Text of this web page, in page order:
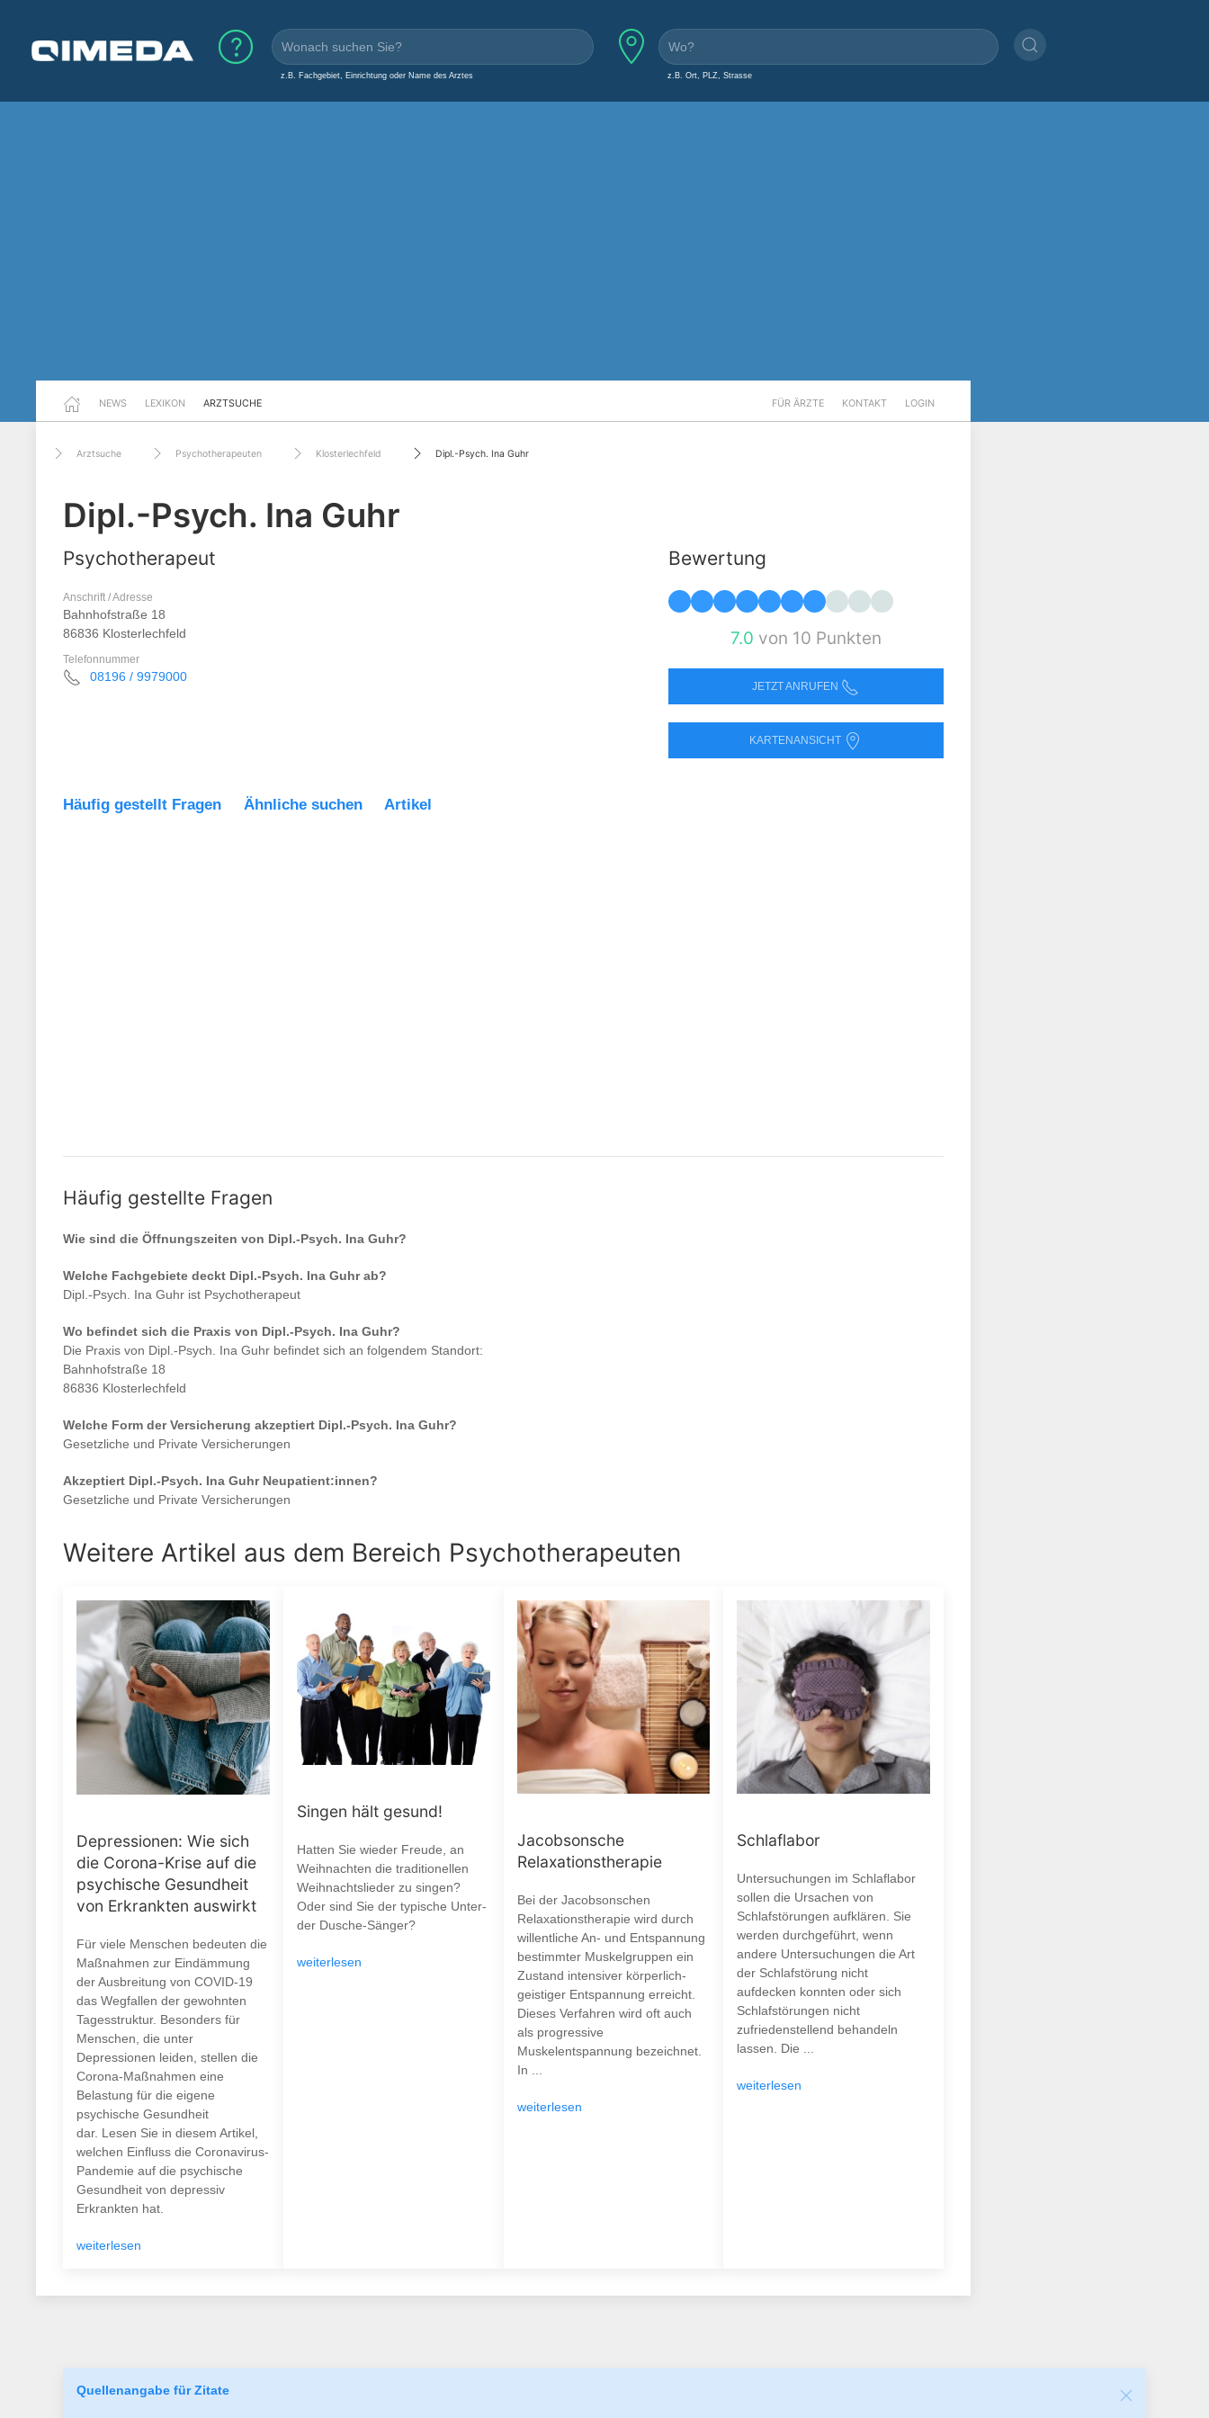
z.B. Fachgebiet, Einrichtung oder Name des Arztes z.B. Ort, PLZ, Strasse
NEWS LEXIKON ARZTSUCHE FÜR ÄRZTE KONTAKT LOGIN
Arztsuche Psychotherapeuten Klosterlechfeld Dipl.-Psych. Ina Guhr
Dipl.-Psych. Ina Guhr
Psychotherapeut
Anschrift / Adresse
Bahnhofstraße 18
86836 Klosterlechfeld
Telefonnummer
08196 / 9979000
Bewertung
7.0 von 10 Punkten
JETZT ANRUFEN
KARTENANSICHT
Häufig gestellt Fragen Ähnliche suchen Artikel
Häufig gestellte Fragen
Wie sind die Öffnungszeiten von Dipl.-Psych. Ina Guhr?
Welche Fachgebiete deckt Dipl.-Psych. Ina Guhrab?
Dipl.-Psych. Ina Guhr ist Psychotherapeut
Wo befindet sich die Praxis von Dipl.-Psych. Ina Guhr?
Die Praxis von Dipl.-Psych. Ina Guhr befindet sich an folgendem Standort:
Bahnhofstraße 18
86836 Klosterlechfeld
Welche Form der Versicherung akzeptiert Dipl.-Psych. Ina Guhr?
Gesetzliche und Private Versicherungen
Akzeptiert Dipl.-Psych. Ina GuhrNeupatient:innen?
Gesetzliche und Private Versicherungen
Weitere Artikel aus dem Bereich Psychotherapeuten
Depressionen: Wie sich
die Corona-Krise auf die
psychische Gesundheit
von Erkrankten auswirkt
Für viele Menschen bedeuten die
Maßnahmen zur Eindämmung
der Ausbreitung von COVID-19
das Wegfallen der gewohnten
Tagesstruktur. Besonders für
Menschen, die unter
Depressionen leiden, stellen die
Corona-Maßnahmen eine
Belastung für die eigene
psychische Gesundheit
dar. Lesen Sie in diesem Artikel,
welchen Einfluss die Coronavirus-
Pandemie auf die psychische
Gesundheit von depressiv
Erkrankten hat.
weiterlesen
Singen hält gesund!
Hatten Sie wieder Freude, an
Weihnachten die traditionellen
Weihnachtslieder zu singen?
Oder sind Sie der typische Unter-
der Dusche-Sänger?
weiterlesen
Jacobsonsche
Relaxationstherapie
Bei der Jacobsonschen
Relaxationstherapie wird durch
willentliche An- und Entspannung
bestimmter Muskelgruppen ein
Zustand intensiver körperlich-
geistiger Entspannung erreicht.
Dieses Verfahren wird oft auch
als progressive
Muskelentspannung bezeichnet.
In ...
weiterlesen
Schlaflabor
Untersuchungen im Schlaflabor
sollen die Ursachen von
Schlafstörungen aufklären. Sie
werden durchgeführt, wenn
andere Untersuchungen die Art
der Schlafstörung nicht
aufdecken konnten oder sich
Schlafstörungen nicht
zufriedenstellend behandeln
lassen. Die ...
weiterlesen
Quellenangabe für Zitate